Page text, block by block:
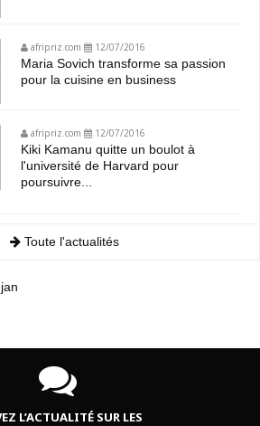
afripriz.com 12/07/2016
Maria Sovich transforme sa passion
pour la cuisine en business
afripriz.com 12/07/2016
Kiki Kamanu quitte un boulot à
l'université de Harvard pour
poursuivre...
Toute l'actualités
L’ACTUALITÉ SUR LES